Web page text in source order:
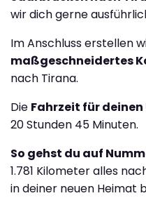
wir dich gerne
Im Anschluss erstellen
maßgeschneidertes
nach Tirana.
Die Fahrzeit für deinen
20 Stunden 45 Minuten.
So gehst du auf
1.781 Kilometer alles
in deiner neuen Heimat